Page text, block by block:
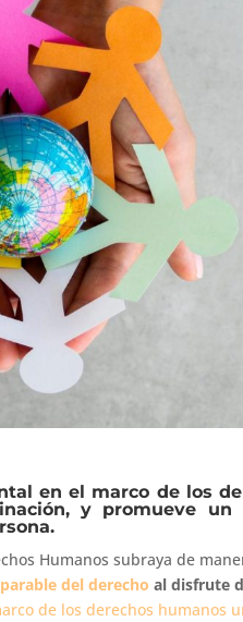
en el marco de los
y promueve un
Humanos subraya de
del derecho al disfrute
de los derechos humanos